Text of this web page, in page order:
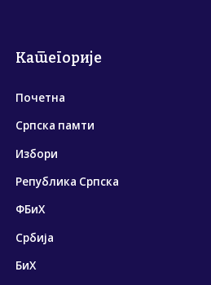
Категорије
Почетна
Српска памти
Избори
Република Српска
ФБиХ
Србија
БиХ